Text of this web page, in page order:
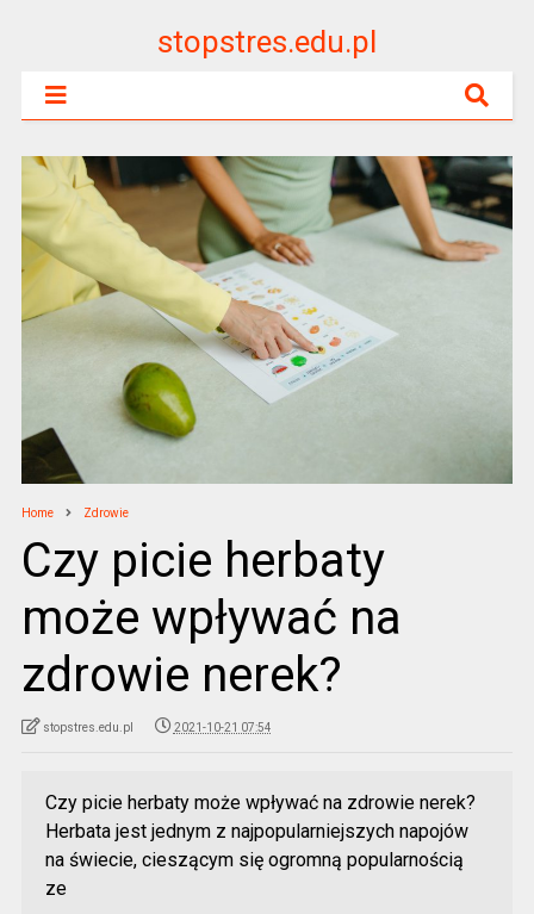
stopstres.edu.pl
Home Zdrowie
Czy picie herbaty
może wpływać na
zdrowie nerek?
stopstres.edu.pl 2021-10-21 07:54
Czy picie herbaty może wpływać na zdrowie nerek?
Herbata jest jednym z najpopularniejszych napojów
na świecie, cieszącym się ogromną popularnością
ze